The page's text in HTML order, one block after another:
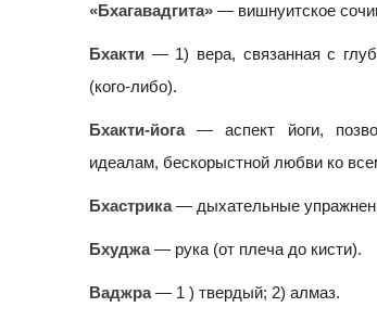
«Бхагавадгита» — вишнуитское
Бхакти — 1) вера, связанная с
(кого-либо).
Бхакти-йога— аспект йоги,
идеалам, бескорыстной любви ко
Бхастрика— дыхательные
Бхуджа— рука (от плеча до кисти).
Ваджра— 1 ) твердый; 2) алмаз.